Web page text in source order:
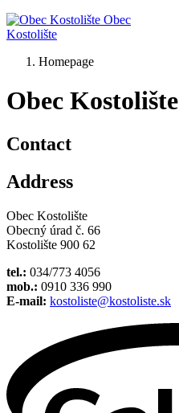
Obec
Kostolište
Homepage
Obec Kostolište
Contact
Address
Obec Kostolište
Obecný úrad č. 66
Kostolište 900 62
tel.: 034/773 4056
mob.: 0910 336 990
E-mail: kostoliste@kostoliste.sk